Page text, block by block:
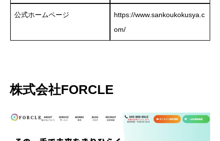
公式ホームページ
https://www.sankoukokusya.c
om/
株式会社FORCLE